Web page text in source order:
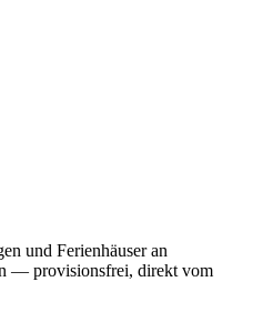
und Ferienhäuser an
— provisionsfrei, direkt vom